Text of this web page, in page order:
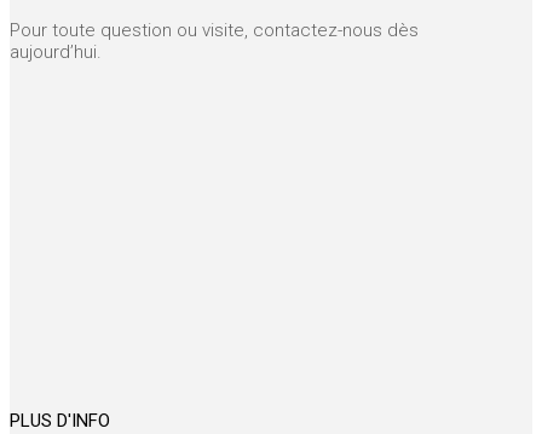
Pour toute question ou visite, contactez-nous dès
aujourd’hui.
PLUS D'INFO